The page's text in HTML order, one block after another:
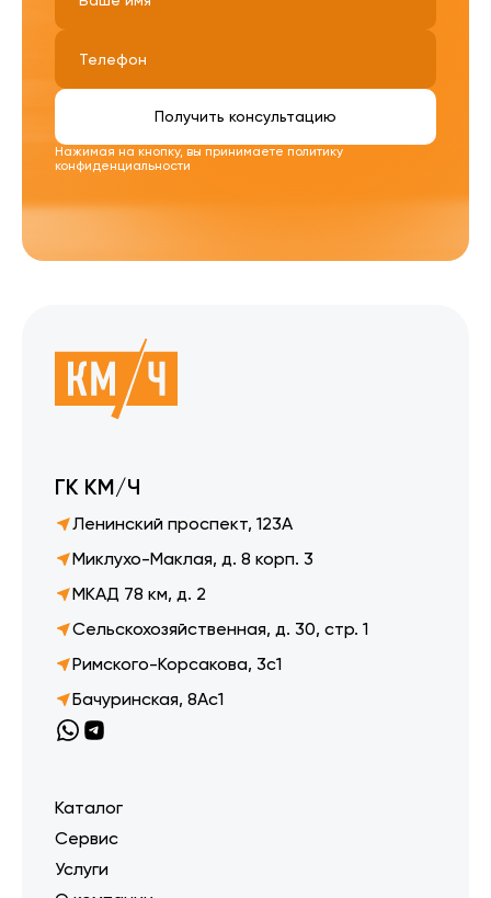
Нажимая на кнопку, вы принимаете политику
конфиденциальности
Получить консультацию
ГК КМ/Ч
Ленинский проспект, 123А
Миклухо-Маклая, д. 8 корп. 3
МКАД 78 км, д. 2
Сельскохозяйственная, д. 30, стр. 1
Римского-Корсакова, 3с1
Бачуринская, 8Ас1
Каталог
Сервис
Услуги